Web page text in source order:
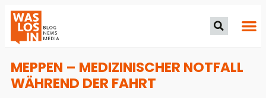
MEPPEN – MEDIZINISCHER NOTFALL
WÄHREND DER FAHRT